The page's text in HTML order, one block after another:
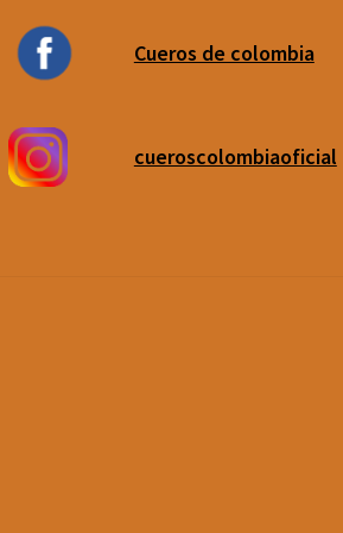
Cueros de colombia
cueroscolombiaoficial